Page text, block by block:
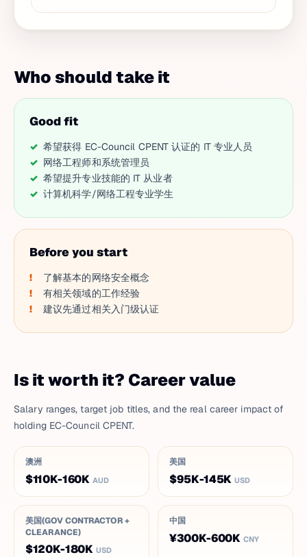
Who should take it
Good fit
希望获得 EC-Council CPENT 认证的 IT 专业人员
网络工程师和系统管理员
希望提升专业技能的 IT 从业者
计算机科学/网络工程专业学生
Before you start
了解基本的网络安全概念
有相关领域的工作经验
建议先通过相关入门级认证
Is it worth it? Career value
Salary ranges, target job titles, and the real career impact of
holding EC-Council CPENT.
澳洲
$110K-160K AUD
美国
$95K-145K USD
美国(GOV CONTRACTOR +
CLEARANCE)
$120K-180K USD
中国
¥300K-600K CNY